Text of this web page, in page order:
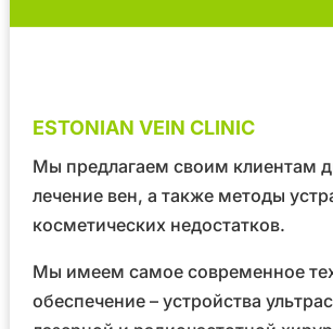
ESTONIAN VEIN CLINIC
Мы предлагаем своим клиентам
лечение вен, а также методы
косметических недостатков.
Мы имеем самое современное
обеспечение – устройства